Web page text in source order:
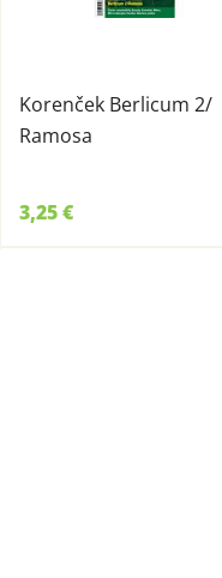
Korenček Berlicum 2/
Ramosa
3,25 €